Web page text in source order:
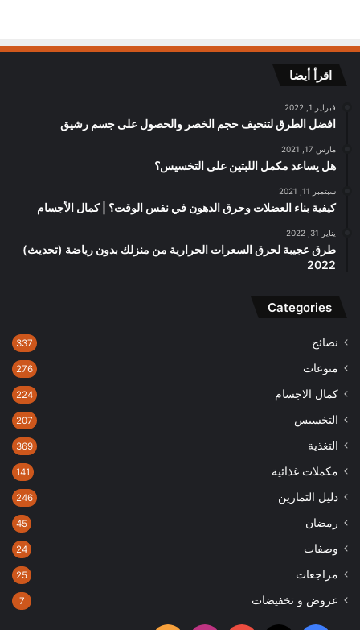
اقرأ أيضا
فبراير 1, 2022
افضل الطرق لتنحيف حجم الخصر والحصول على جسم رشيق
مارس 17, 2021
هل يساعد مكمل اللبتين على التخسيس؟
سبتمبر 11, 2021
كيفية بناء العضلات وحرق الدهون في نفس الوقت؟ | كمال الأجسام
يناير 31, 2022
طرق عجيبة لحرق السعرات الحرارية من منزلك بدون رياضة (تحديث)
2022
Categories
نصائح 337
منوعات 276
كمال الاجسام 224
التخسيس 207
التغذية 369
مكملات غذائية 141
دليل التمارين 246
رمضان 45
وصفات 24
مراجعات 25
عروض و تخفيضات 7